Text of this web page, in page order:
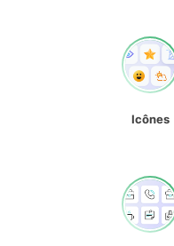
Icônes